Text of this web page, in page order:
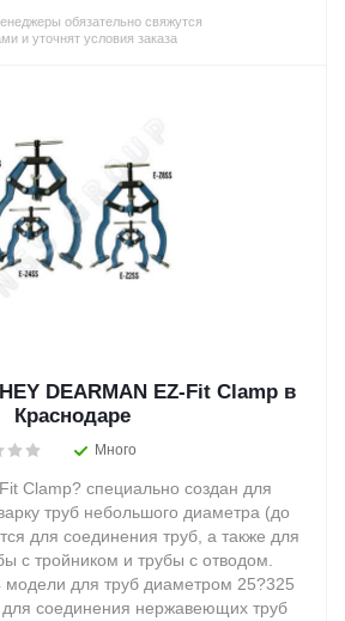
обязательно свяжутся
и уточнят условия заказа
DEARMAN EZ-Fit Clamp в
Краснодаре
Много
Clamp? специально создан для
труб небольшого диаметра (до
для соединения труб, а также для
с тройником и трубы с отводом.
модели для труб диаметром 25?325
соединения нержавеющих труб